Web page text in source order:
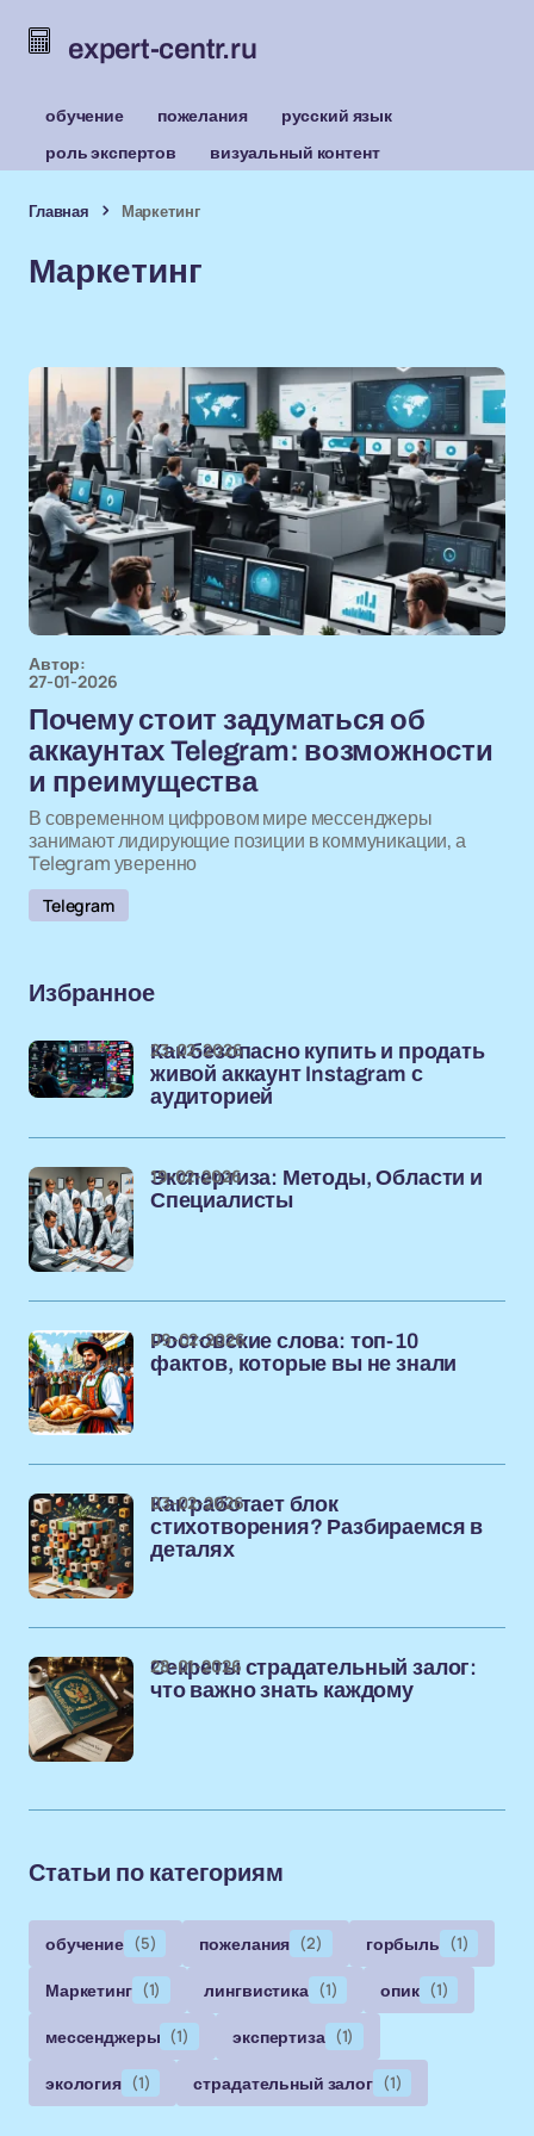
expert-centr.ru
обучение пожелания
русский язык
роль экспертов
визуальный контент
Главная Маркетинг
Маркетинг
Автор:
27-01-2026
Почему стоит задуматься об
аккаунтах Telegram: возможности
и преимущества
В современном цифровом мире мессенджеры
занимают лидирующие позиции в коммуникации, а
Telegram уверенно
Telegram
Избранное
Как безопасно купить и продать
живой аккаунт Instagram с
аудиторией
23-02-2026
Экспертиза: Методы, Области и
Специалисты
19-02-2026
Ростовские слова: топ-10
фактов, которые вы не знали
09-02-2026
Как работает блок
стихотворения? Разбираемся в
деталях
03-02-2026
Секреты страдательный залог:
что важно знать каждому
28-01-2026
Статьи по категориям
обучение (5) пожелания (2) горбыль (1)
Маркетинг (1) лингвистика (1) опик (1)
мессенджеры (1) экспертиза (1)
экология (1) страдательный залог (1)